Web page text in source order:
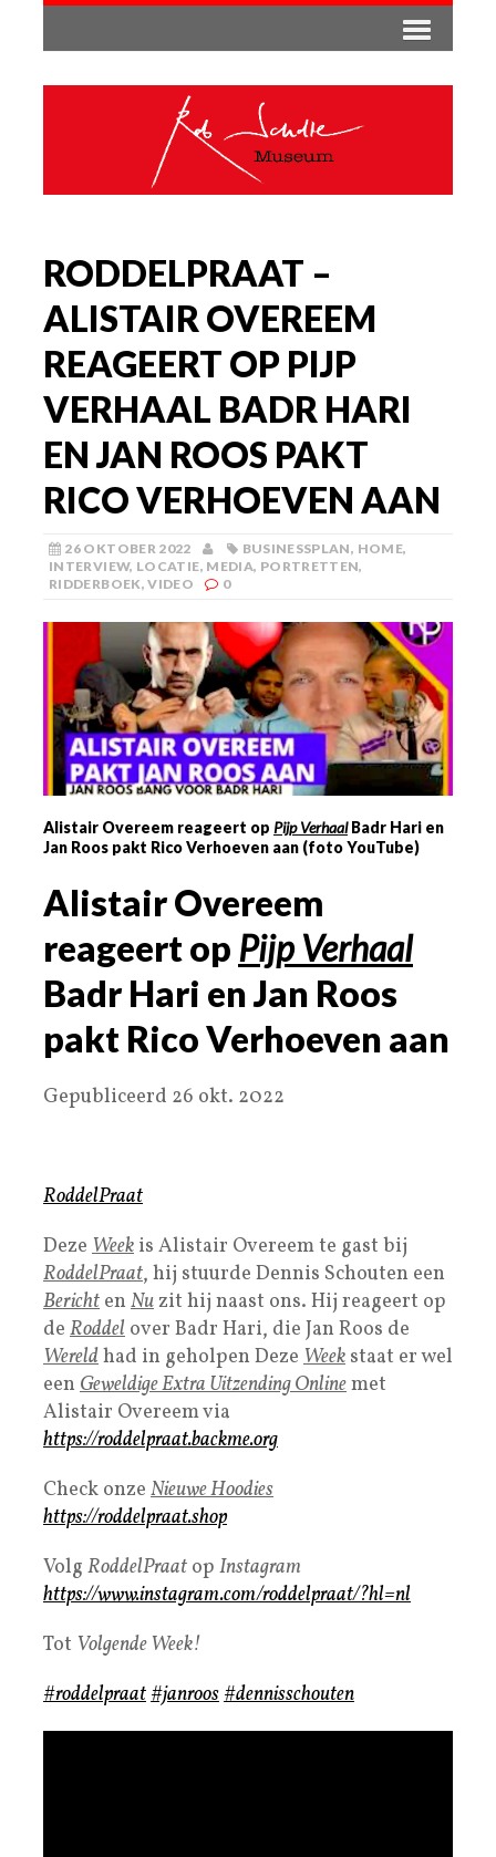
RODDELPRAAT –
ALISTAIR OVEREEM
REAGEERT OP PIJP
VERHAAL BADR HARI
EN JAN ROOS PAKT
RICO VERHOEVEN AAN
26 OKTOBER 2022 BUSINESSPLAN, HOME,
INTERVIEW, LOCATIE, MEDIA, PORTRETTEN,
RIDDERBOEK,VIDEO 0
Alistair Overeem reageert op Pijp VerhaalBadr Hari en
Jan Roos pakt Rico Verhoeven aan (foto YouTube)
Alistair Overeem
reageert op Pijp Verhaal
Badr Hari en Jan Roos
pakt Rico Verhoeven aan
Gepubliceerd 26 okt. 2022
RoddelPraat
Deze Week is Alistair Overeem te gast bij
RoddelPraat, hij stuurde Dennis Schouten een
Bericht en Nuzit hij naast ons. Hij reageert op
de Roddel over Badr Hari, die Jan Roos de
Wereldhad in geholpen Deze Week staat er wel
een Geweldige Extra Uitzending Onlinemet
Alistair Overeem via
https://roddelpraat.backme.org
Check onze Nieuwe Hoodies
https://roddelpraat.shop
Volg RoddelPraat op Instagram
https://www.instagram.com/roddelpraat/?hl=nl
Tot Volgende Week!
#roddelpraat#janroos#dennisschouten